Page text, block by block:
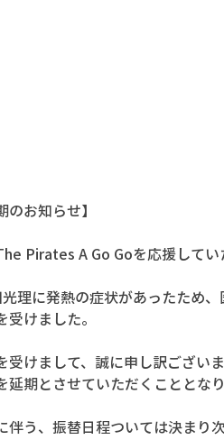
のお知らせ】
Pirates A Go Goを応援してい
理に発熱の症状があったため
受けました。
受けまして、誠に申し訳ござい
延期とさせていただくこととなり
伴う、振替日程ついては決まり